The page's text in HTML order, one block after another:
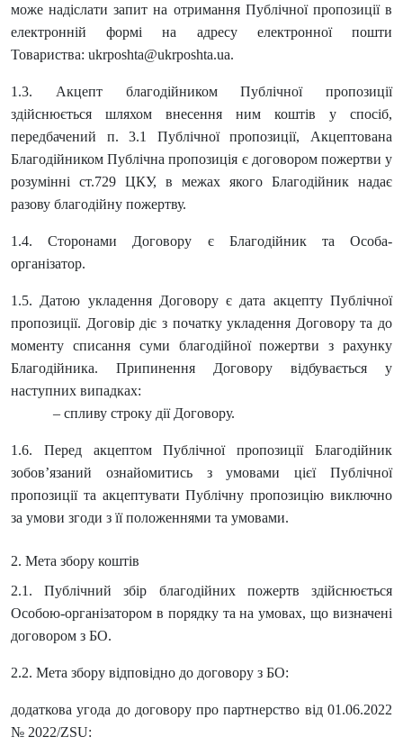
може надіслати запит на отримання Публічної пропозиції в
електронній формі на адресу електронної пошти
Товариства: ukrposhta@ukrposhta.ua.
1.3. Акцепт благодійником Публічної пропозиції
здійснюється шляхом внесення ним коштів у спосіб,
передбачений п. 3.1 Публічної пропозиції, Акцептована
Благодійником Публічна пропозиція є договором пожертви у
розумінні ст.729 ЦКУ, в межах якого Благодійник надає
разову благодійну пожертву.
1.4. Сторонами Договору є Благодійник та Особа-
організатор.
1.5. Датою укладення Договору є дата акцепту Публічної
пропозиції. Договір діє з початку укладення Договору та до
моменту списання суми благодійної пожертви з рахунку
Благодійника. Припинення Договору відбувається у
наступних випадках:
– спливу строку дії Договору.
1.6. Перед акцептом Публічної пропозиції Благодійник
зобов’язаний ознайомитись з умовами цієї Публічної
пропозиції та акцептувати Публічну пропозицію виключно
за умови згоди з її положеннями та умовами.
2. Мета збору коштів
2.1. Публічний збір благодійних пожертв здійснюється
Особою-організатором в порядку та на умовах, що визначені
договором з БО.
2.2. Мета збору відповідно до договору з БО:
додаткова угода до договору про партнерство від 01.06.2022
№ 2022/ZSU: